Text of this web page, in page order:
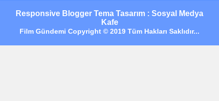
Responsive Blogger Tema Tasarım : Sosyal Medya
Kafe
Film Gündemi Copyright © 2019 Tüm Hakları Saklıdır...